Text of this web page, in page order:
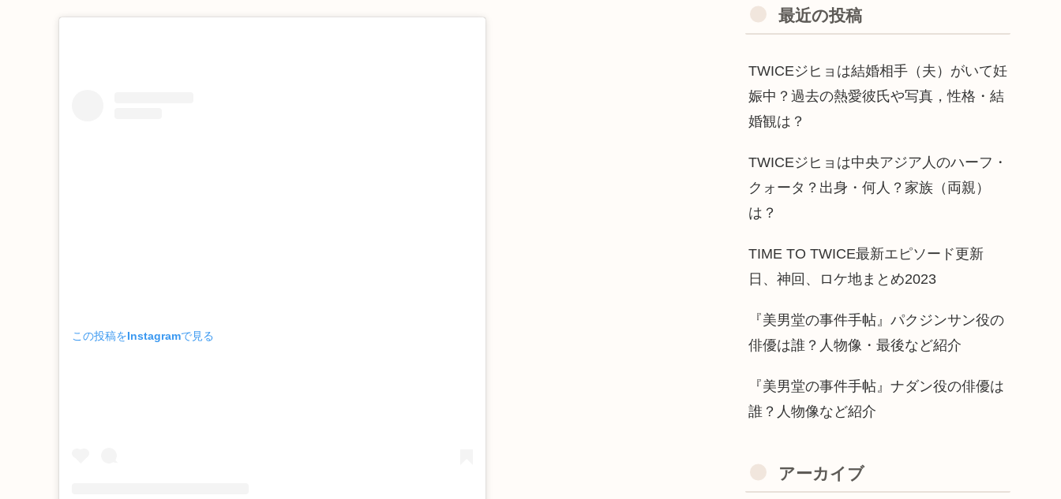
この投稿をInstagramで見る
最近の投稿
TWICEジヒョは結婚相手（夫）がいて妊
娠中？過去の熱愛彼氏や写真，性格・結
婚観は？
TWICEジヒョは中央アジア人のハーフ・
クォータ？出身・何人？家族（両親）
は？
TIME TO TWICE最新エピソード更新
日、神回、ロケ地まとめ2023
『美男堂の事件手帖』パクジンサン役の
俳優は誰？人物像・最後など紹介
『美男堂の事件手帖』ナダン役の俳優は
誰？人物像など紹介
アーカイブ